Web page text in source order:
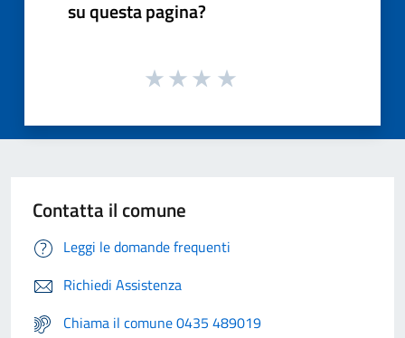
su questa pagina?
Contatta il comune
Leggi le domande frequenti
Richiedi Assistenza
Chiama il comune 0435 489019